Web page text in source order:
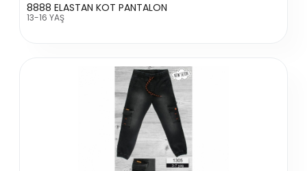
8888 ELASTAN KOT PANTALON
13-16 YAŞ